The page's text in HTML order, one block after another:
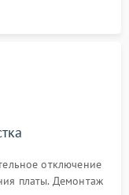
отключение
платы. Демонтаж